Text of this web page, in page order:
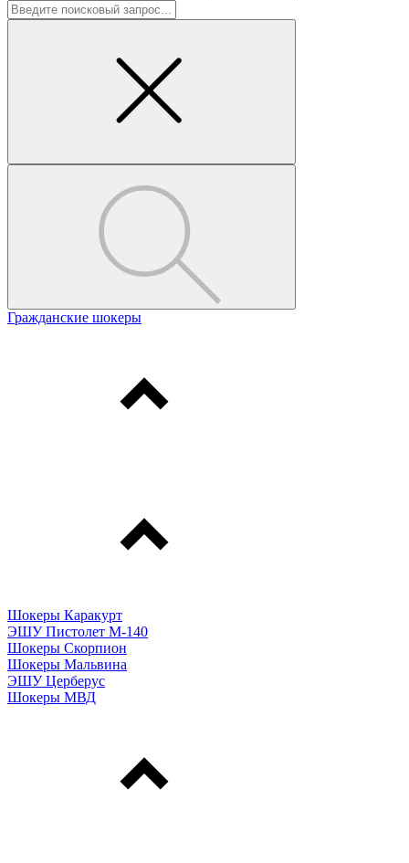
Гражданские шокеры
Шокеры Каракурт
ЭШУ Пистолет М-140
Шокеры Скорпион
Шокеры Мальвина
ЭШУ Церберус
Шокеры МВД